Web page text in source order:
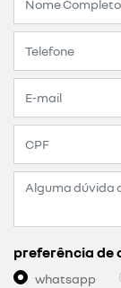
preferência de
whatsapp